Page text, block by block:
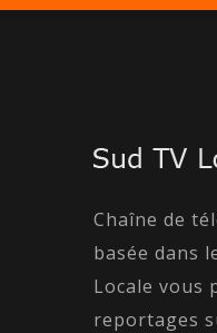
Chaîne de
basée dans
Locale vous
reportages